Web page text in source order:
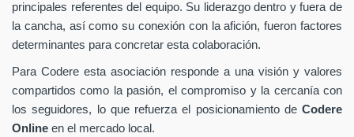
principales referentes del equipo. Su liderazgo dentro y fuera de
la cancha, así como su conexión con la afición, fueron factores
determinantes para concretar esta colaboración.
Para Codere esta asociación responde a una visión y valores
compartidos como la pasión, el compromiso y la cercanía con
los seguidores, lo que refuerza el posicionamiento de Codere
Online en el mercado local.